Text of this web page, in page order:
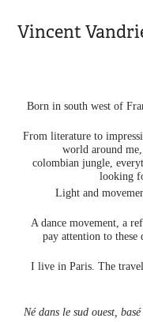
Vincent
Born in south west of
From literature to
world around
colombian jungle,
looking
Light and
A dance movement, a
pay attention to
I live in Paris. The
Né dans le sud ouest,